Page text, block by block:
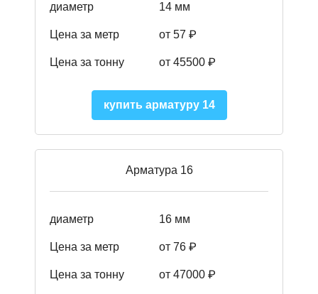
диаметр 14 мм
Цена за метр от 57 ₽
Цена за тонну от 45500 ₽
купить арматуру 14
Арматура 16
диаметр 16 мм
Цена за метр от 76 ₽
Цена за тонну от 47000 ₽